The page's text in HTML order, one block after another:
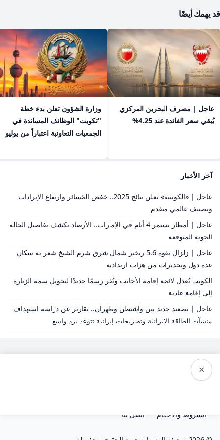
قد يهمك أيضًا
عاجل | مصرف البحرين المركزي
يُبقي سعر الفائدة عند 4.25%
​وزارة الشؤون تعلن بدء خطة
"تكويت" الوظائف المساندة في
الجمعيات التعاونية اعتباراً من يوليو
آخر الأخبار
عاجل | «الكويتية» تعلن نتائج 2025.. خفض الخسائر وارتفاع الإيرادات
وتصنيف عالمي متقدم
عاجل | أمطار تستمر 4 أيام في الإمارات.. الأرصاد تكشف تفاصيل الحالة
الجوية المتوقعة
عاجل | زلزال بقوة 5.6 ريختر شمال شرق شرم الشيخ شعر به سكان
عدة دول وتحذيرات من هزات ارتدادية
الكويت تُعدل لائحة إقامة الأجانب وتُقر رسمًا جديدًا لتحويل سمة الزيارة
إلى إقامة عادية
عاجل | تصعيد جديد بين واشنطن وطهران.. تقارير عن دراسة استهداف
منشآت الطاقة الإيرانية وتصريحات إيرانية تتوعد برد واسع
×
الشروط والاحكام اتصل بنا